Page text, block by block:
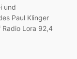
und
Paul Klinger
Radio Lora 92,4